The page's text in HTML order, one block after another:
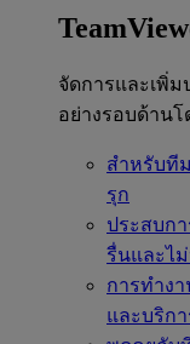
จัดการและเพิ่
อย่างรอบด้าน
สำหรับที
รุก
ประสบก
รื่นและไ
การทำง
และบริก